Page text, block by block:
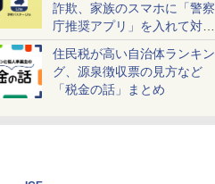
詐欺、家族のスマホに「警察
庁推奨アプリ」を入れて対策
しよう！
住民税が高い自治体ランキン
グ、源泉徴収票の見方など
「税金の話」まとめ